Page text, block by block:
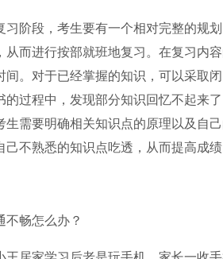
习阶段，考生要有一个相对完整的规
从而进行按部就班地复习。在复习内
间。对于已经掌握的知识，可以采取
的过程中，发现部分知识回忆不起来
生需要明确相关知识点的原理以及自
己不熟悉的知识点吃透，从而提高成绩
不畅怎么办？